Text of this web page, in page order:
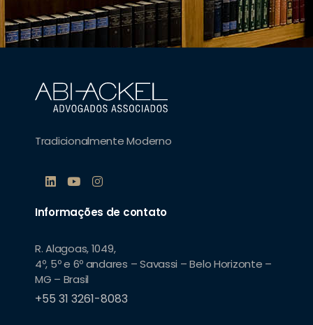
Tradicionalmente Moderno
Informações de contato
R. Alagoas, 1049,
4º, 5º e 6º andares – Savassi – Belo Horizonte –
MG – Brasil
+55 31 3261-8083